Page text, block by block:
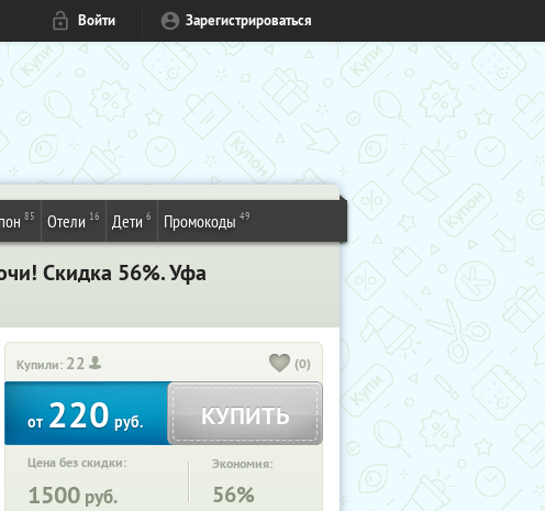
Войти Зарегистрироваться
85 Отели 16 Дети 6 Промокоды 49
Скидка 56%. Уфа
Купили: 22 (0)
от220руб. КУПИТЬ
Цена без скидки:
1500 руб.
Экономия:
56%